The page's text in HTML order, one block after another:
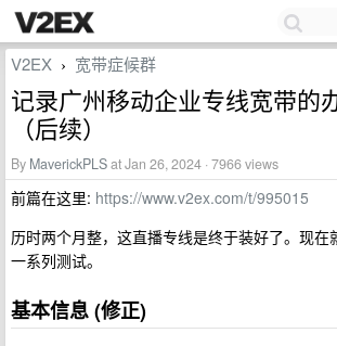
V2EX › 宽带症候群
记录广州移动企业专线宽带的
（后续）
By MaverickPLSat Jan 26, 2024 · 7966 views
前篇在这里: https://www.v2ex.com/t/995015
历时两个月整，这直播专线是终于装好了。现在
一系列测试。
基本信息 (修正)